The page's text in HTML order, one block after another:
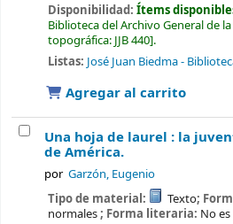
Disponibilidad: Ítems
Biblioteca del Archivo General de
topográfica: JJB 440 .
Listas: José Juan Biedma -
Agregar al carrito
Una hoja de laurel : la
de América.
por Garzón, Eugenio
Tipo de material: Texto;
normales; Forma literaria: No